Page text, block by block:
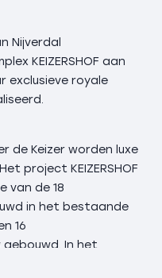
Nijverdal
KEIZERSHOF aan
exclusieve royale
de Keizer worden luxe
project KEIZERSHOF
van de 18
in het bestaande
16
In het
onder andere ook